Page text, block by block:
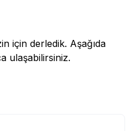
için derledik. Aşağıda
ulaşabilirsiniz.